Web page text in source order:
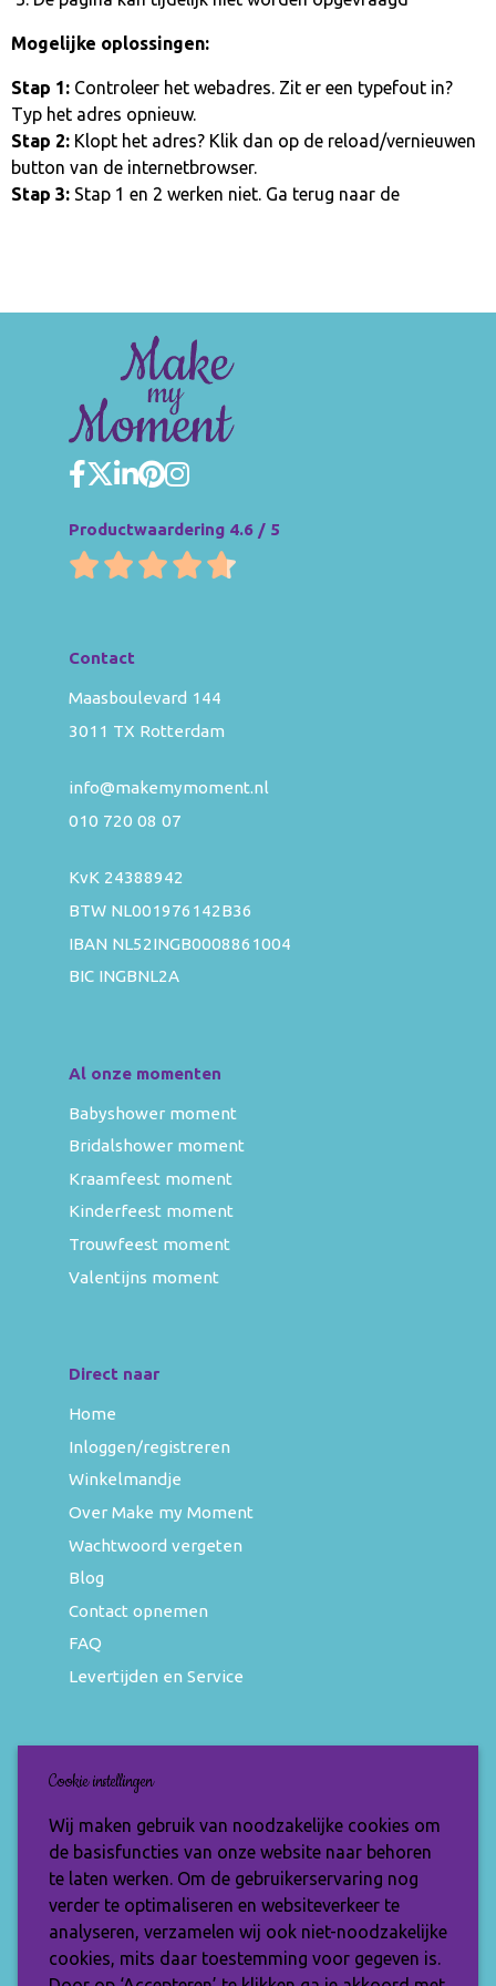
Mogelijke oplossingen:
Stap 1: Controleer het webadres. Zit er een typefout in?
Typ het adres opnieuw.
Stap 2: Klopt het adres? Klik dan op de reload/vernieuwen
button van de internetbrowser.
Stap 3: Stap 1 en 2 werken niet. Ga terug naar de
Productwaardering 4.6 / 5
Contact
Maasboulevard 144
3011 TX Rotterdam
info@makemymoment.nl
010 720 08 07
KvK 24388942
BTW NL001976142B36
IBAN NL52INGB0008861004
BIC INGBNL2A
Al onze momenten
Babyshower moment
Bridalshower moment
Kraamfeest moment
Kinderfeest moment
Trouwfeest moment
Valentijns moment
Direct naar
Home
Inloggen/registreren
Winkelmandje
Over Make my Moment
Wachtwoord vergeten
Blog
Contact opnemen
FAQ
Levertijden en Service
Nieuwsbrief
Wil jij op de hoogte blijven van de nieuwste
items en speciale aanbiedingen? Vul je e-
mailadres dan in en ontvang de Make My
Moment nieuwsbrief.
Cookie instellingen
Wij maken gebruik van noodzakelijke cookies om
de basisfuncties van onze website naar behoren
te laten werken. Om de gebruikerservaring nog
verder te optimaliseren en websiteverkeer te
analyseren, verzamelen wij ook niet-noodzakelijke
cookies, mits daar toestemming voor gegeven is.